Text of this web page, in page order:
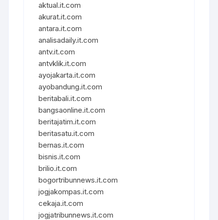
aktual.it.com
akurat.it.com
antara.it.com
analisadaily.it.com
antv.it.com
antvklik.it.com
ayojakarta.it.com
ayobandung.it.com
beritabali.it.com
bangsaonline.it.com
beritajatim.it.com
beritasatu.it.com
bernas.it.com
bisnis.it.com
brilio.it.com
bogortribunnews.it.com
jogjakompas.it.com
cekaja.it.com
jogjatribunnews.it.com